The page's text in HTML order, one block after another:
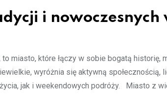
i nowoczesnych
miasto, które łączy w sobie bogatą historię,
wyróżnia się aktywną społecznością,
jak i weekendowych podróży. Miasto z